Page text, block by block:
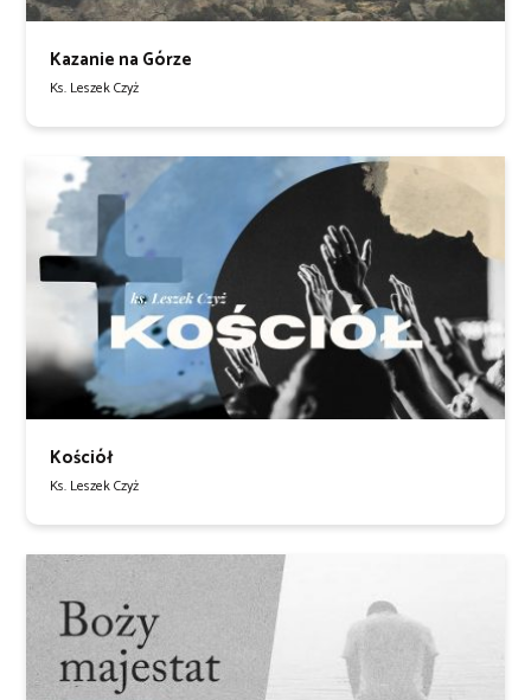
Kazanie na Górze
Ks. Leszek Czyż
Kościół
Ks. Leszek Czyż